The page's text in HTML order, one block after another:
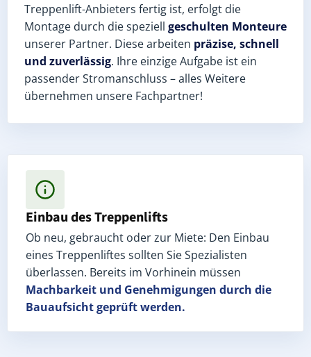
Treppenlift-Anbieters fertig ist, erfolgt die
Montage durch die speziell geschulten Monteure
unserer Partner. Diese arbeiten präzise, schnell
und zuverlässig. Ihre einzige Aufgabe ist ein
passender Stromanschluss – alles Weitere
übernehmen unsere Fachpartner!
Einbau des Treppenlifts
Ob neu, gebraucht oder zur Miete: Den Einbau
eines Treppenliftes sollten Sie Spezialisten
überlassen. Bereits im Vorhinein müssen
Machbarkeit und Genehmigungen durch die
Bauaufsicht geprüft werden.